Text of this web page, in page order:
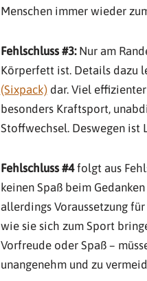
Menschen immer wieder
Fehlschluss #3:Nur am
Körperfett ist. Details dazu
(Sixpack)dar. Viel
besonders Kraftsport,
Stoffwechsel. Deswegen
Fehlschluss #4folgt aus
keinen Spaß beim
allerdings Voraussetzung
wie sie sich zum Sport
Vorfreude oder Spaß –
unangenehm und zu